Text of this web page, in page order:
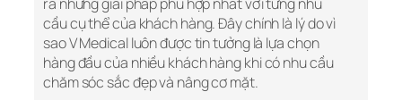
cầu cụ thể của khách hàng. Đây chính là lý do vì
sao V Medical luôn được tin tưởng là lựa chọn
hàng đầu của nhiều khách hàng khi có nhu cầu
chăm sóc sắc đẹp và nâng cơ mặt.